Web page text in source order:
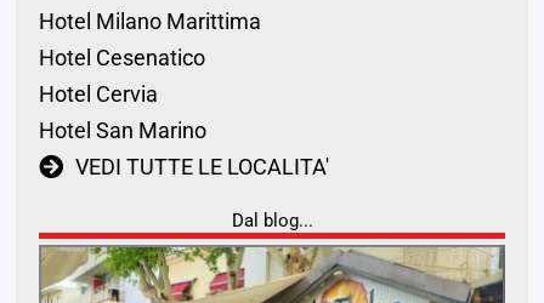
Hotel Milano Marittima
Hotel Cesenatico
Hotel Cervia
Hotel San Marino
VEDI TUTTE LE LOCALITA'
Dal blog...